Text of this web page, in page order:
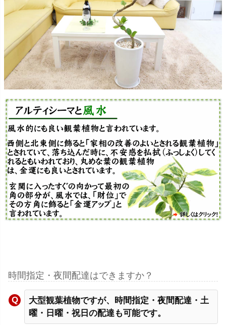
時間指定・夜間配達はできますか？
大型観葉植物ですが、時間指定・夜間配達・土
曜・日曜・祝日の配達も可能です。